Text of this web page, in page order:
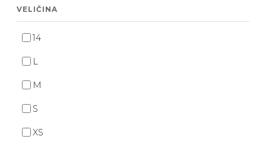
VELIČINA
14
L
M
S
XS